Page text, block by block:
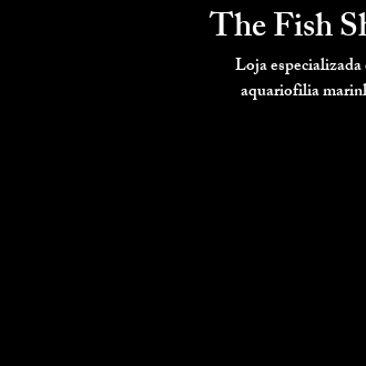
The Fish
Loja especializada
aquariofilia